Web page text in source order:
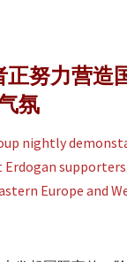
正努力营造
氛